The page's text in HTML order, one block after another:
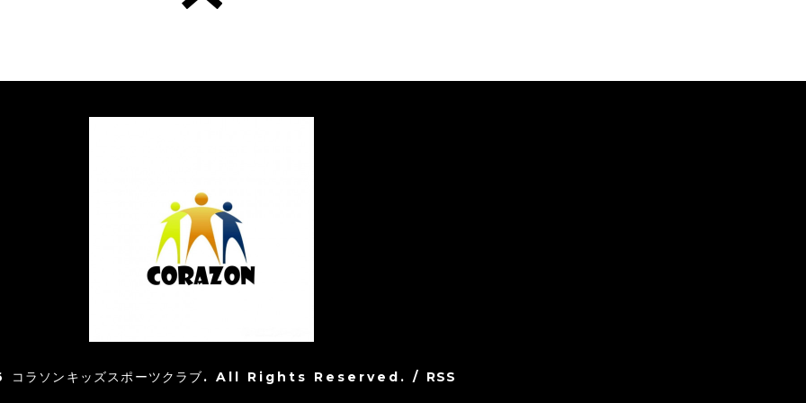
コラソンキッズスポーツクラブ. All Rights Reserved. / RSS